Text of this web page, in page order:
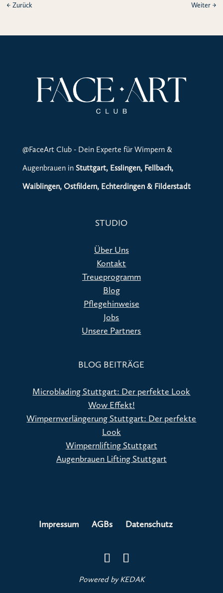
←Zurück Weiter→
@FaceArt Club - Dein Experte für Wimpern &
Augenbrauen in Stuttgart, Esslingen, Fellbach,
Waiblingen, Ostfildern, Echterdingen & Filderstadt
STUDIO
Über Uns
Kontakt
Treueprogramm
Blog
Pflegehinweise
Jobs
Unsere Partners
BLOG BEITRÄGE
Microblading Stuttgart: Der perfekte Look
Wow Effekt!
Wimpernverlängerung Stuttgart: Der perfekte
Look
Wimpernlifting Stuttgart
Augenbrauen Lifting Stuttgart
Impressum AGBs Datenschutz
Powered byKEDAK